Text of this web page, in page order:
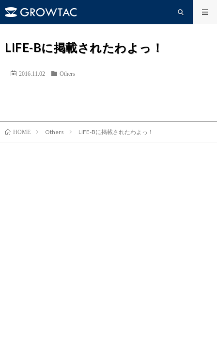
LIFE-Bに掲載されたわよっ！
2016.11.02 Others
HOME Others LIFE-Bに掲載されたわよっ！